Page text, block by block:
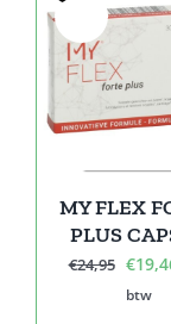
MY FLEX
PLUS
€24,95
prijs
€
btw